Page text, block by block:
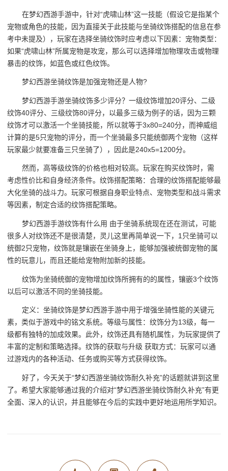
在梦幻西游手游中，针对“虎啸山林”这一技能（假设它是指某个
宠物或角色的技能，因为直接关于此技能与坐骑纹饰搭配的信息在参
考中未提及），玩家在选择坐骑纹饰时应考虑以下因素：宠物类型：
如果“虎啸山林”所属宠物是攻宠，那么可以选择增加物理攻击或物理
暴击的纹饰，如蓝色或红色纹饰。
梦幻西游坐骑纹饰是加强宠物还是人物?
梦幻西游手游坐骑纹饰多少评分？一级纹饰增加20评分、二级
纹饰40评分、三级纹饰80评分，以最多三级为例子的话，因为三颗
纹饰才可以激活一个坐骑技能，所以就等于3x80=240分，而神威组
计算的是5只宠物的评分，而一个坐骑最多只能统御两个宠物（这样
玩家最少就要准备三只坐骑了），因此是240x5=1200分。
然而，高等级纹饰的价格也相对较高。玩家在购买纹饰时，需
考虑性价比和自身经济条件。纹饰搭配策略：合理的纹饰搭配能够最
大化坐骑的战斗力。玩家可根据自身职业特点、宠物类型和战斗需求
等因素，制定合适的纹饰搭配策略。
梦幻西游手游纹饰有什么用 由于坐骑系统现在还在测试，可能
很多人对纹饰还不是很清楚，灵儿这里再简单说一下，1只坐骑可以
统御2只宠物，纹饰就是镶嵌在坐骑身上，能够加强被统御宠物的属
性的玩意儿，而且还能给宠物附加新的技能。
纹饰为坐骑统御的宠物增加纹饰所拥有的的属性，镶嵌3个纹饰
以后可以激活不同的坐骑技能。
定义：坐骑纹饰是梦幻西游手游中用于增强坐骑性能的关键元
素，类似于游戏中的铭文系统。等级与属性：纹饰分为13级，每一
级都有独特的加成效果。此外，纹饰还具有随机属性，为玩家提供了
丰富的定制和策略选择。纹饰的获取与升级 获取方式：玩家可以通
过游戏内的各种活动、任务或购买等方式获得纹饰。
好了，今天关于“梦幻西游坐骑纹饰耐久补充”的话题就讲到这里
了。希望大家能够通过我的介绍对“梦幻西游坐骑纹饰耐久补充”有更
全面、深入的认识，并且能够在今后的实践中更好地运用所学知识。